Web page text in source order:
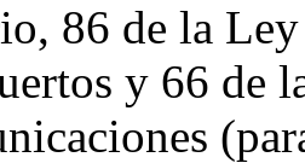
86 de la
y 66 de